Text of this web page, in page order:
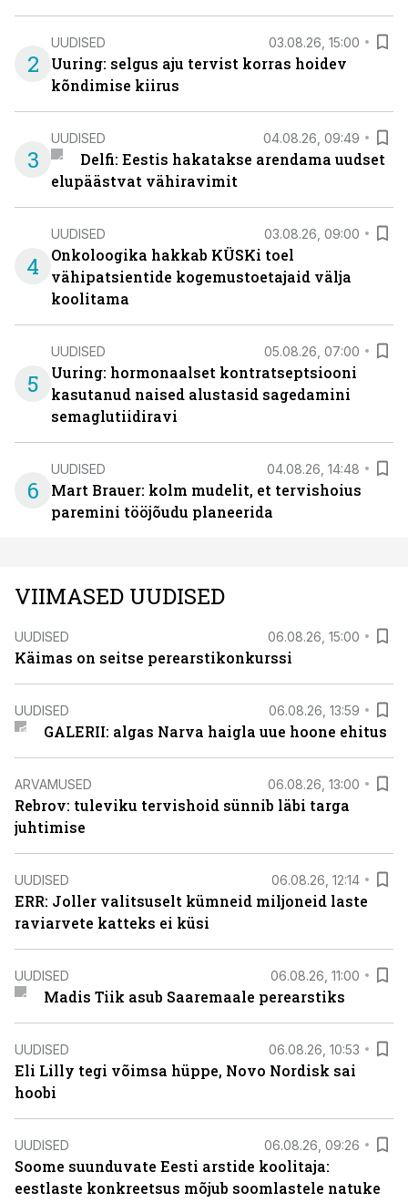
2
UUDISED 03.08.26, 15:00
Uuring: selgus aju tervist korras hoidev
kõndimise kiirus
3
UUDISED 04.08.26, 09:49
Delfi: Eestis hakatakse arendama uudset
elupäästvat vähiravimit
4
UUDISED 03.08.26, 09:00
Onkoloogika hakkab KÜSKi toel
vähipatsientide kogemustoetajaid välja
koolitama
5
UUDISED 05.08.26, 07:00
Uuring: hormonaalset kontratseptsiooni
kasutanud naised alustasid sagedamini
semaglutiidiravi
6
UUDISED 04.08.26, 14:48
Mart Brauer: kolm mudelit, et tervishoius
paremini tööjõudu planeerida
VIIMASED UUDISED
UUDISED 06.08.26, 15:00
Käimas on seitse perearstikonkurssi
UUDISED 06.08.26, 13:59
GALERII: algas Narva haigla uue hoone ehitus
ARVAMUSED 06.08.26, 13:00
Rebrov: tuleviku tervishoid sünnib läbi targa
juhtimise
UUDISED 06.08.26, 12:14
ERR: Joller valitsuselt kümneid miljoneid laste
raviarvete katteks ei küsi
UUDISED 06.08.26, 11:00
Madis Tiik asub Saaremaale perearstiks
UUDISED 06.08.26, 10:53
Eli Lilly tegi võimsa hüppe, Novo Nordisk sai
hoobi
UUDISED 06.08.26, 09:26
Soome suunduvate Eesti arstide koolitaja:
eestlaste konkreetsus mõjub soomlastele natuke